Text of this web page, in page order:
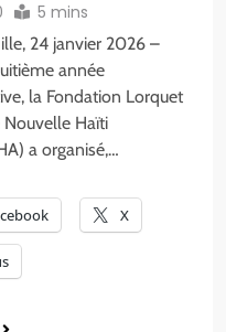
5 mins
24 janvier 2026 –
année
la Fondation Lorquet
Nouvelle Haïti
a organisé,…
X